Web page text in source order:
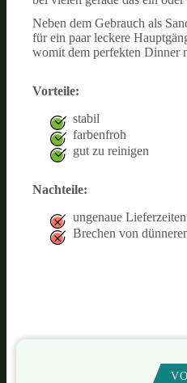
Neben dem Gebrauch als
für ein paar leckere
womit dem perfekten Dinner
Vorteile:
stabil
farbenfroh
gut zu reinigen
Nachteile:
ungenaue Lieferzeiten
Brechen von